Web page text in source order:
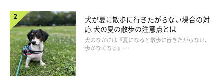
さっと拾って、パッと放す。省エネすぎるだろう。それの何が楽
しいんだろう。延々とそれを繰り返す。
犬が夏に散歩に行きたがらない場合の対
応 犬の夏の散歩の注意点とは
犬のなかには『夏になると散歩に行きたがらない、
歩かなくなる』 …